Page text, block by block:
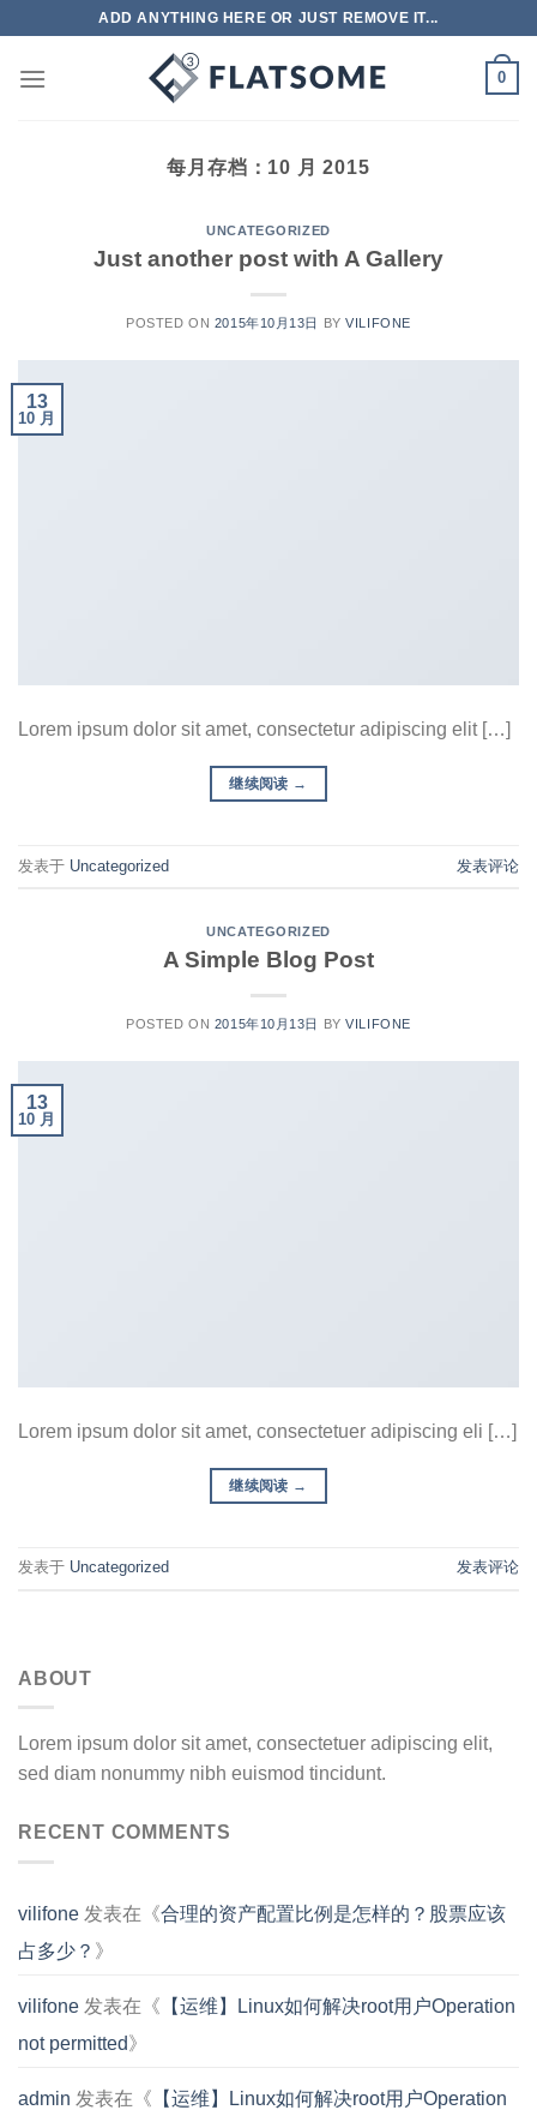
ADD ANYTHING HERE OR JUST REMOVE IT...
0
每月存档： 10 月 2015
UNCATEGORIZED
Just another post with A Gallery
POSTED ON 2015年10月13日 BYVILIFONE
13
10 月
Lorem ipsum dolor sit amet, consectetur adipiscing elit […]
继续阅读 →
发表于 Uncategorized 发表评论
UNCATEGORIZED
A Simple Blog Post
POSTED ON 2015年10月13日 BYVILIFONE
13
10 月
Lorem ipsum dolor sit amet, consectetuer adipiscing eli […]
继续阅读 →
发表于 Uncategorized 发表评论
ABOUT
Lorem ipsum dolor sit amet, consectetuer adipiscing elit,
sed diam nonummy nibh euismod tincidunt.
RECENT COMMENTS
vilifone 发表在《合理的资产配置比例是怎样的？股票应该
占多少？ 》
vilifone 发表在《 【运维】Linux如何解决root用户Operation
not permitted》
admin 发表在《 【运维】Linux如何解决root用户Operation